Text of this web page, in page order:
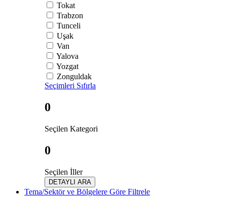
Tokat
Trabzon
Tunceli
Uşak
Van
Yalova
Yozgat
Zonguldak
Seçimleri Sıfırla
0
Seçilen Kategori
0
Seçilen İller
DETAYLI ARA
Tema/Sektör ve Bölgelere Göre Filtrele